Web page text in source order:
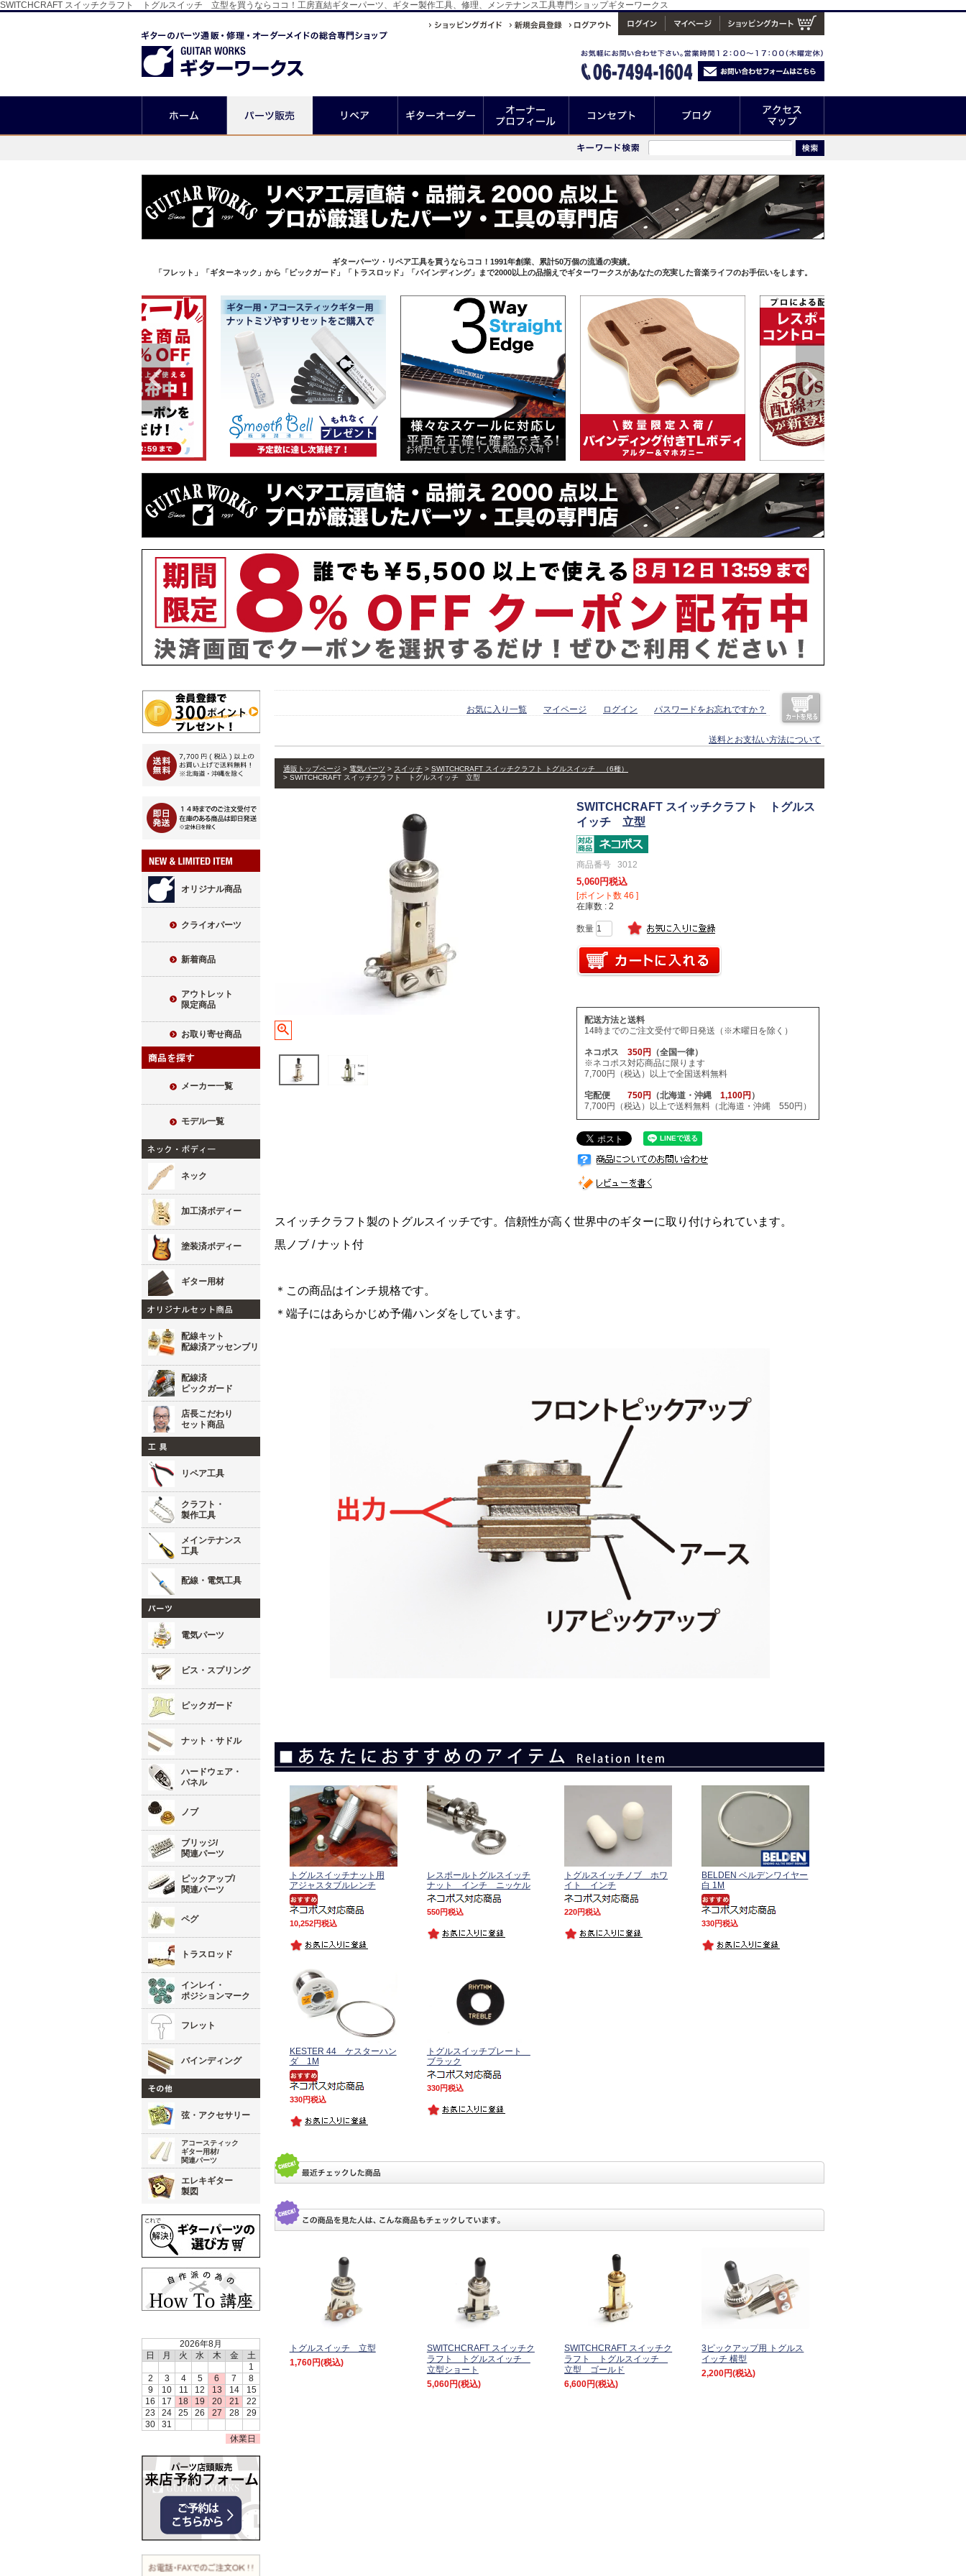
SWITCHCRAFT スイッチクラフト トグルスイッチ 立型を買うならココ！工房直結ギターパーツ、ギター製作工具、修理、メンテナンス工具専門ショップギターワークス
ギターパーツ・リペア工具を買うならココ！1991年創業、累計50万個の流通の実績。
「フレット」「ギターネック」から「ピックガード」「トラスロッド」「バインディング」まで2000以上の品揃えでギターワークスがあなたの充実した音楽ライフのお手伝いをします。
お待たせしました！人気商品が入荷！
オリジナル商品
クライオパーツ
新着商品
アウトレット
限定商品
お取り寄せ商品
メーカー一覧
モデル一覧
ネック
加工済ボディー
塗装済ボディー
ギター用材
配線キット
配線済アッセンブリ
配線済
ピックガード
店長こだわり
セット商品
リペア工具
クラフト・
製作工具
メインテナンス
工具
配線・電気工具
電気パーツ
ビス・スプリング
ピックガード
ナット・サドル
ハードウェア・
パネル
ノブ
ブリッジ/
関連パーツ
ピックアップ/
関連パーツ
ペグ
トラスロッド
インレイ・
ポジションマーク
フレット
バインディング
弦・アクセサリー
アコースティック
ギター用材/
関連パーツ
エレキギター
製図
2026年8月
日
月 火 水 木 金
土
1
2
3 4 5 6 7
8
9
10 11 12 13 14
15
16
17 18 19 20 21
22
23
24 25 26 27 28
29
30
31
休業日
お気に入り一覧 マイページ ログイン パスワードをお忘れですか？
送料とお支払い方法について
通販トップページ 電気パーツ スイッチ
SWITCHCRAFT スイッチクラフト トグルスイッチ （6種）
SWITCHCRAFT スイッチクラフト トグルスイッチ 立型
SWITCHCRAFT スイッチクラフト トグルス
イッチ 立型
商品番号 3012
5,060 税込
[ポイント数 46 ]
在庫数
2
配送方法と送料
14時までのご注文受付で即日発送（※木曜日を除く）
ネコポス 350円
（全国一律）
※ネコポス対応商品に限ります
7,700円（税込）以上で全国送料無料
宅配便 750円 （北海道・沖縄 1,100円 ）
7,700円（税込）以上で送料無料（北海道・沖縄 550円）
スイッチクラフト製のトグルスイッチです。信頼性が高く世界中のギターに取り付けられています。
黒ノブ / ナット付
＊この商品はインチ規格です。
＊端子にはあらかじめ予備ハンダをしています。
トグルスイッチナット用
アジャスタブルレンチ
10,252 税込
レスポールトグルスイッチ
ナット インチ ニッケル
550 税込
トグルスイッチノブ ホワ
イト インチ
220 税込
BELDEN ベルデンワイヤー
白 1M
330 税込
KESTER 44 ケスターハン
ダ 1M
330 税込
トグルスイッチプレート
ブラック
330 税込
トグルスイッチ 立型
1,760円(税込)
SWITCHCRAFT スイッチク
ラフト トグルスイッチ
立型ショート
5,060円(税込)
SWITCHCRAFT スイッチク
ラフト トグルスイッチ
立型 ゴールド
6,600円(税込)
3ピックアップ用 トグルス
イッチ 横型
2,200円(税込)